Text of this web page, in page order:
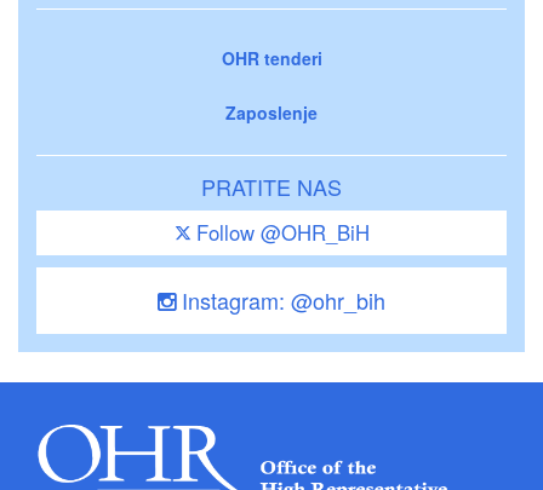
OHR tenderi
Zaposlenje
PRATITE NAS
Follow @OHR_BiH
Instagram: @ohr_bih